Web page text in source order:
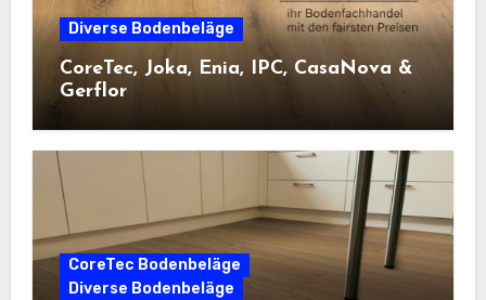
Diverse Bodenbeläge
CoreTec, Joka, Enia, IPC, CasaNova &
Gerflor
CoreTec Bodenbeläge
Diverse Bodenbeläge